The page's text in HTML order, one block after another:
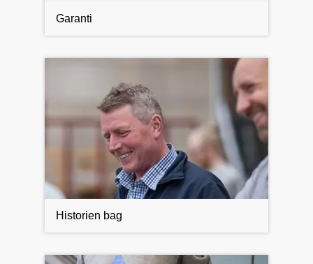
Garanti
Historien bag